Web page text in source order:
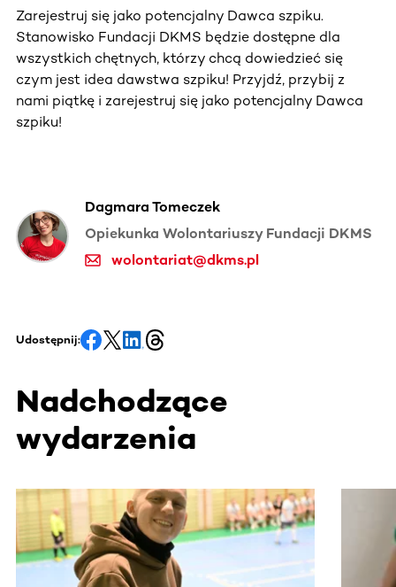
Zarejestruj się jako potencjalny Dawca szpiku.
Stanowisko Fundacji DKMS będzie dostępne dla
wszystkich chętnych, którzy chcą dowiedzieć się
czym jest idea dawstwa szpiku! Przyjdź, przybij z
nami piątkę i zarejestruj się jako potencjalny Dawca
szpiku!
Dagmara Tomeczek
Opiekunka Wolontariuszy Fundacji DKMS
wolontariat@dkms.pl
Udostępnij:
Nadchodzące
wydarzenia
Ta sekcja zawiera treści przewijane w poziomie. Użyj